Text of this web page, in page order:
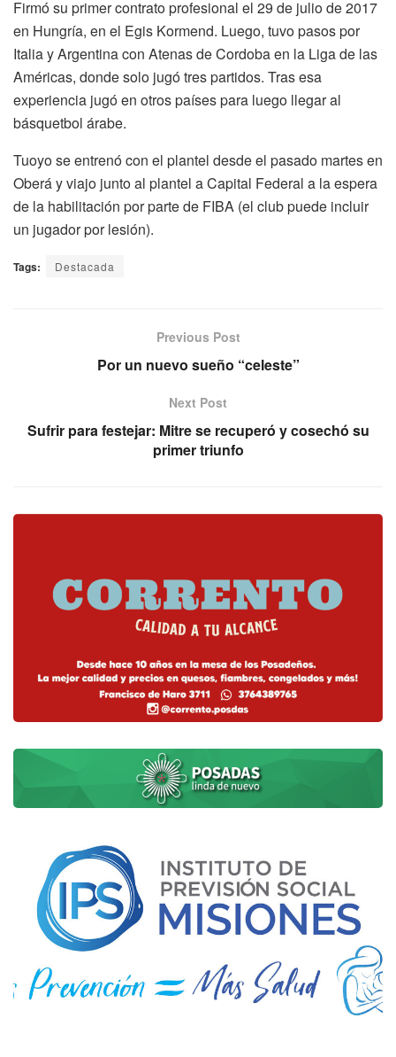
Firmó su primer contrato profesional el 29 de julio de 2017
en Hungría, en el Egis Kormend. Luego, tuvo pasos por
Italia y Argentina con Atenas de Cordoba en la Liga de las
Américas, donde solo jugó tres partidos. Tras esa
experiencia jugó en otros países para luego llegar al
básquetbol árabe.
Tuoyo se entrenó con el plantel desde el pasado martes en
Oberá y viajo junto al plantel a Capital Federal a la espera
de la habilitación por parte de FIBA (el club puede incluir
un jugador por lesión).
Tags: Destacada
Previous Post
Por un nuevo sueño “celeste”
Next Post
Sufrir para festejar: Mitre se recuperó y cosechó su
primer triunfo